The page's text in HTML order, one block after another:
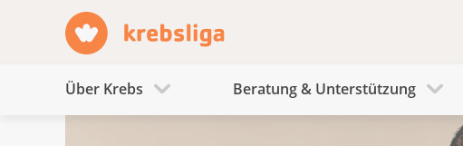
Über Krebs Beratung & Unterstützung